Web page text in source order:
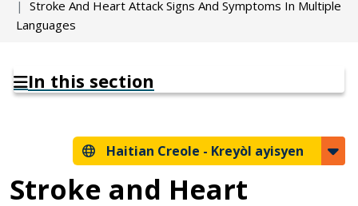
Stroke And Heart Attack Signs And Symptoms In Multiple
Languages
In this section
Haitian Creole - Kreyòl ayisyen
Stroke and Heart